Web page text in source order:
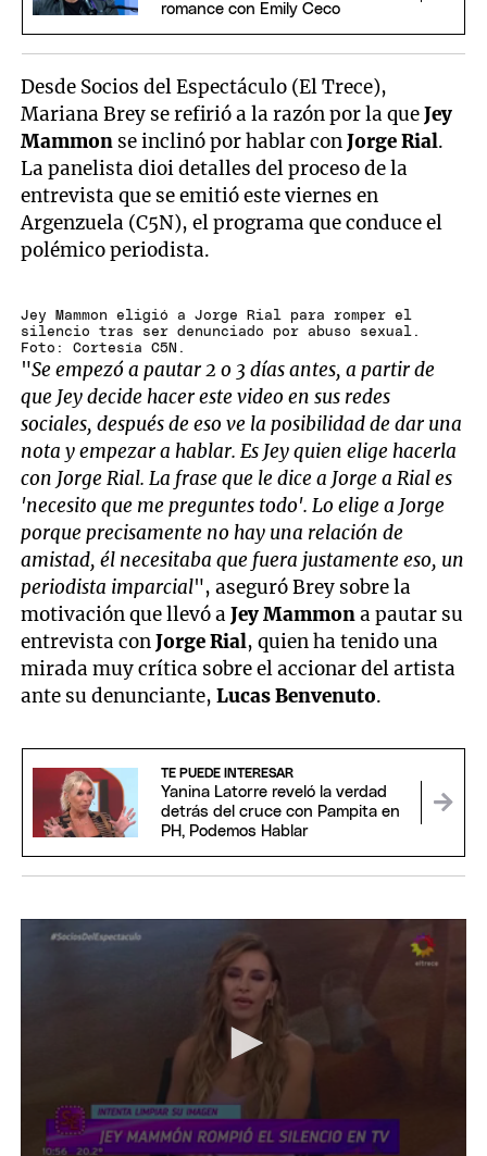
romance con Emily Ceco
Desde Socios del Espectáculo (El Trece),
Mariana Brey se refirió a la razón por la queJey
Mammon se inclinó por hablar conJorge Rial.
La panelista dioi detalles del proceso de la
entrevista que se emitió este viernes en
Argenzuela (C5N), el programa que conduce el
polémico periodista.
Jey Mammon eligió a Jorge Rial para romper el
silencio tras ser denunciado por abuso sexual.
Foto: Cortesía C5N.
"Se empezó a pautar 2 o 3 días antes, a partir de
que Jey decide hacer este video en sus redes
sociales, después de eso ve la posibilidad de dar una
nota y empezar a hablar. Es Jey quien elige hacerla
con Jorge Rial. La frase que le dice a Jorge a Rial es
'necesito que me preguntes todo'. Lo elige a Jorge
porque precisamente no hay una relación de
amistad, él necesitaba que fuera justamente eso, un
periodista imparcial", aseguró Brey sobre la
motivación que llevó aJey Mammona pautar su
entrevista conJorge Rial, quien ha tenido una
mirada muy crítica sobre el accionar del artista
ante su denunciante,Lucas Benvenuto.
TE PUEDE INTERESAR
Yanina Latorre reveló la verdad
detrás del cruce con Pampita en
PH, Podemos Hablar